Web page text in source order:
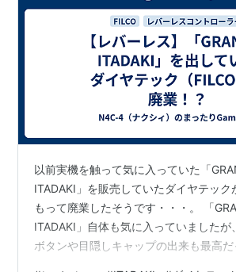
以前実機を触って気に入っていた「
ITADAKI」を販売していたダイヤテッ
もって廃業したそうです・・・。 「
ITADAKI」自体も気に入っていましたが
ボタンや目隠しキャップの出来も最高だ